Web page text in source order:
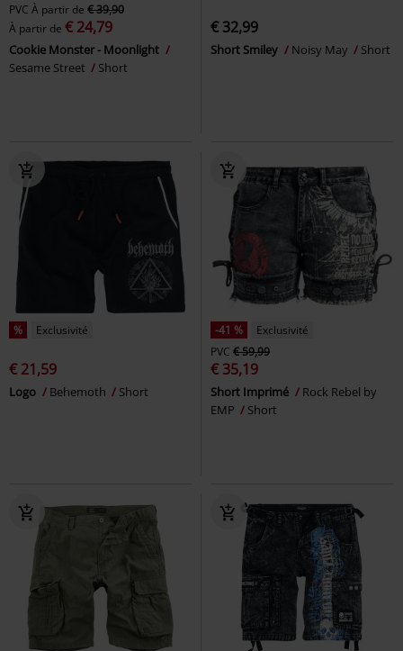
PVC À partir de € 39,90
À partir de € 24,79
Cookie Monster - Moonlight
Sesame Street
Short
€ 32,99
Short Smiley Noisy May Short
% Exclusivité
€ 21,59
Logo Behemoth Short
-41 %
Exclusivité
PVC € 59,99
€ 35,19
Short Imprimé
Rock Rebel by
EMP
Short